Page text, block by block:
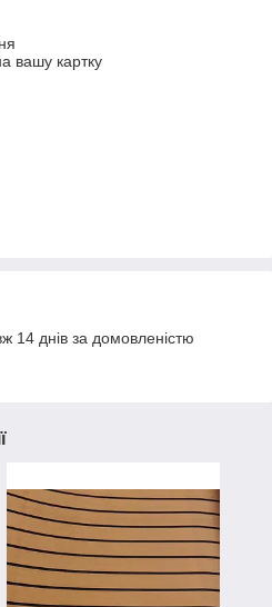
вашу картку
14 днів за домовленістю